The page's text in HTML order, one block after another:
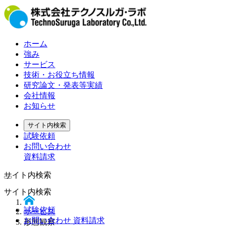
ホーム
強み
サービス
技術・お役立ち情報
研究論文・発表等実績
会社情報
お知らせ
サイト内検索
試験依頼
お問い合わせ
資料請求
サイト内検索
サイト内検索
試験依頼
お問い合わせ 資料請求
サービス
形態観察